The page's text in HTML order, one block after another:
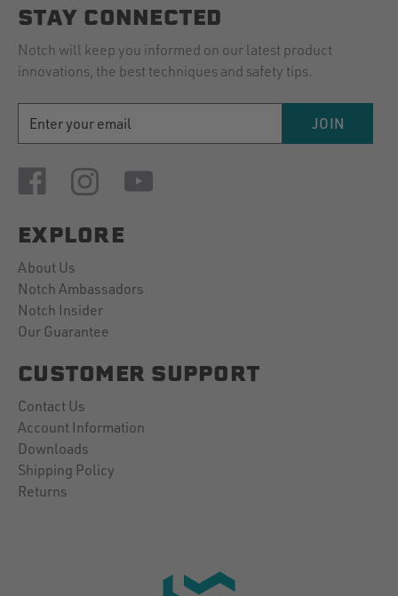
STAY CONNECTED
Notch will keep you informed on our latest product
innovations, the best techniques and safety tips.
ADDRESS
JOIN
EXPLORE
About Us
Notch Ambassadors
Notch Insider
Our Guarantee
CUSTOMER SUPPORT
Contact Us
Account Information
Downloads
Shipping Policy
Returns